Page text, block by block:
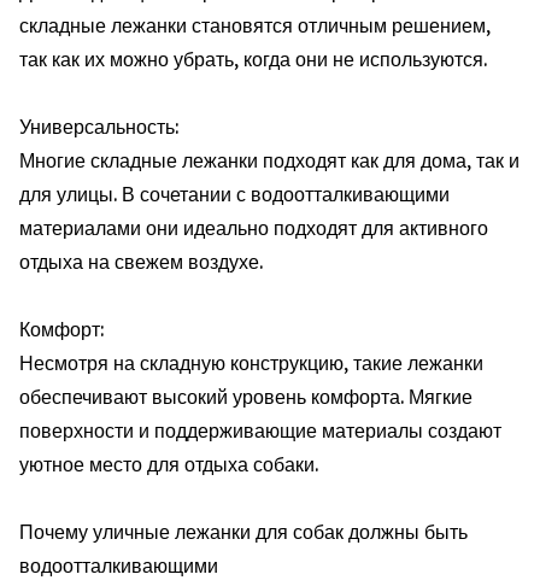
складные лежанки становятся отличным решением,
так как их можно убрать, когда они не используются.
Универсальность:
Многие складные лежанки подходят как для дома, так и
для улицы. В сочетании с водоотталкивающими
материалами они идеально подходят для активного
отдыха на свежем воздухе.
Комфорт:
Несмотря на складную конструкцию, такие лежанки
обеспечивают высокий уровень комфорта. Мягкие
поверхности и поддерживающие материалы создают
уютное место для отдыха собаки.
Почему уличные лежанки для собак должны быть
водоотталкивающими